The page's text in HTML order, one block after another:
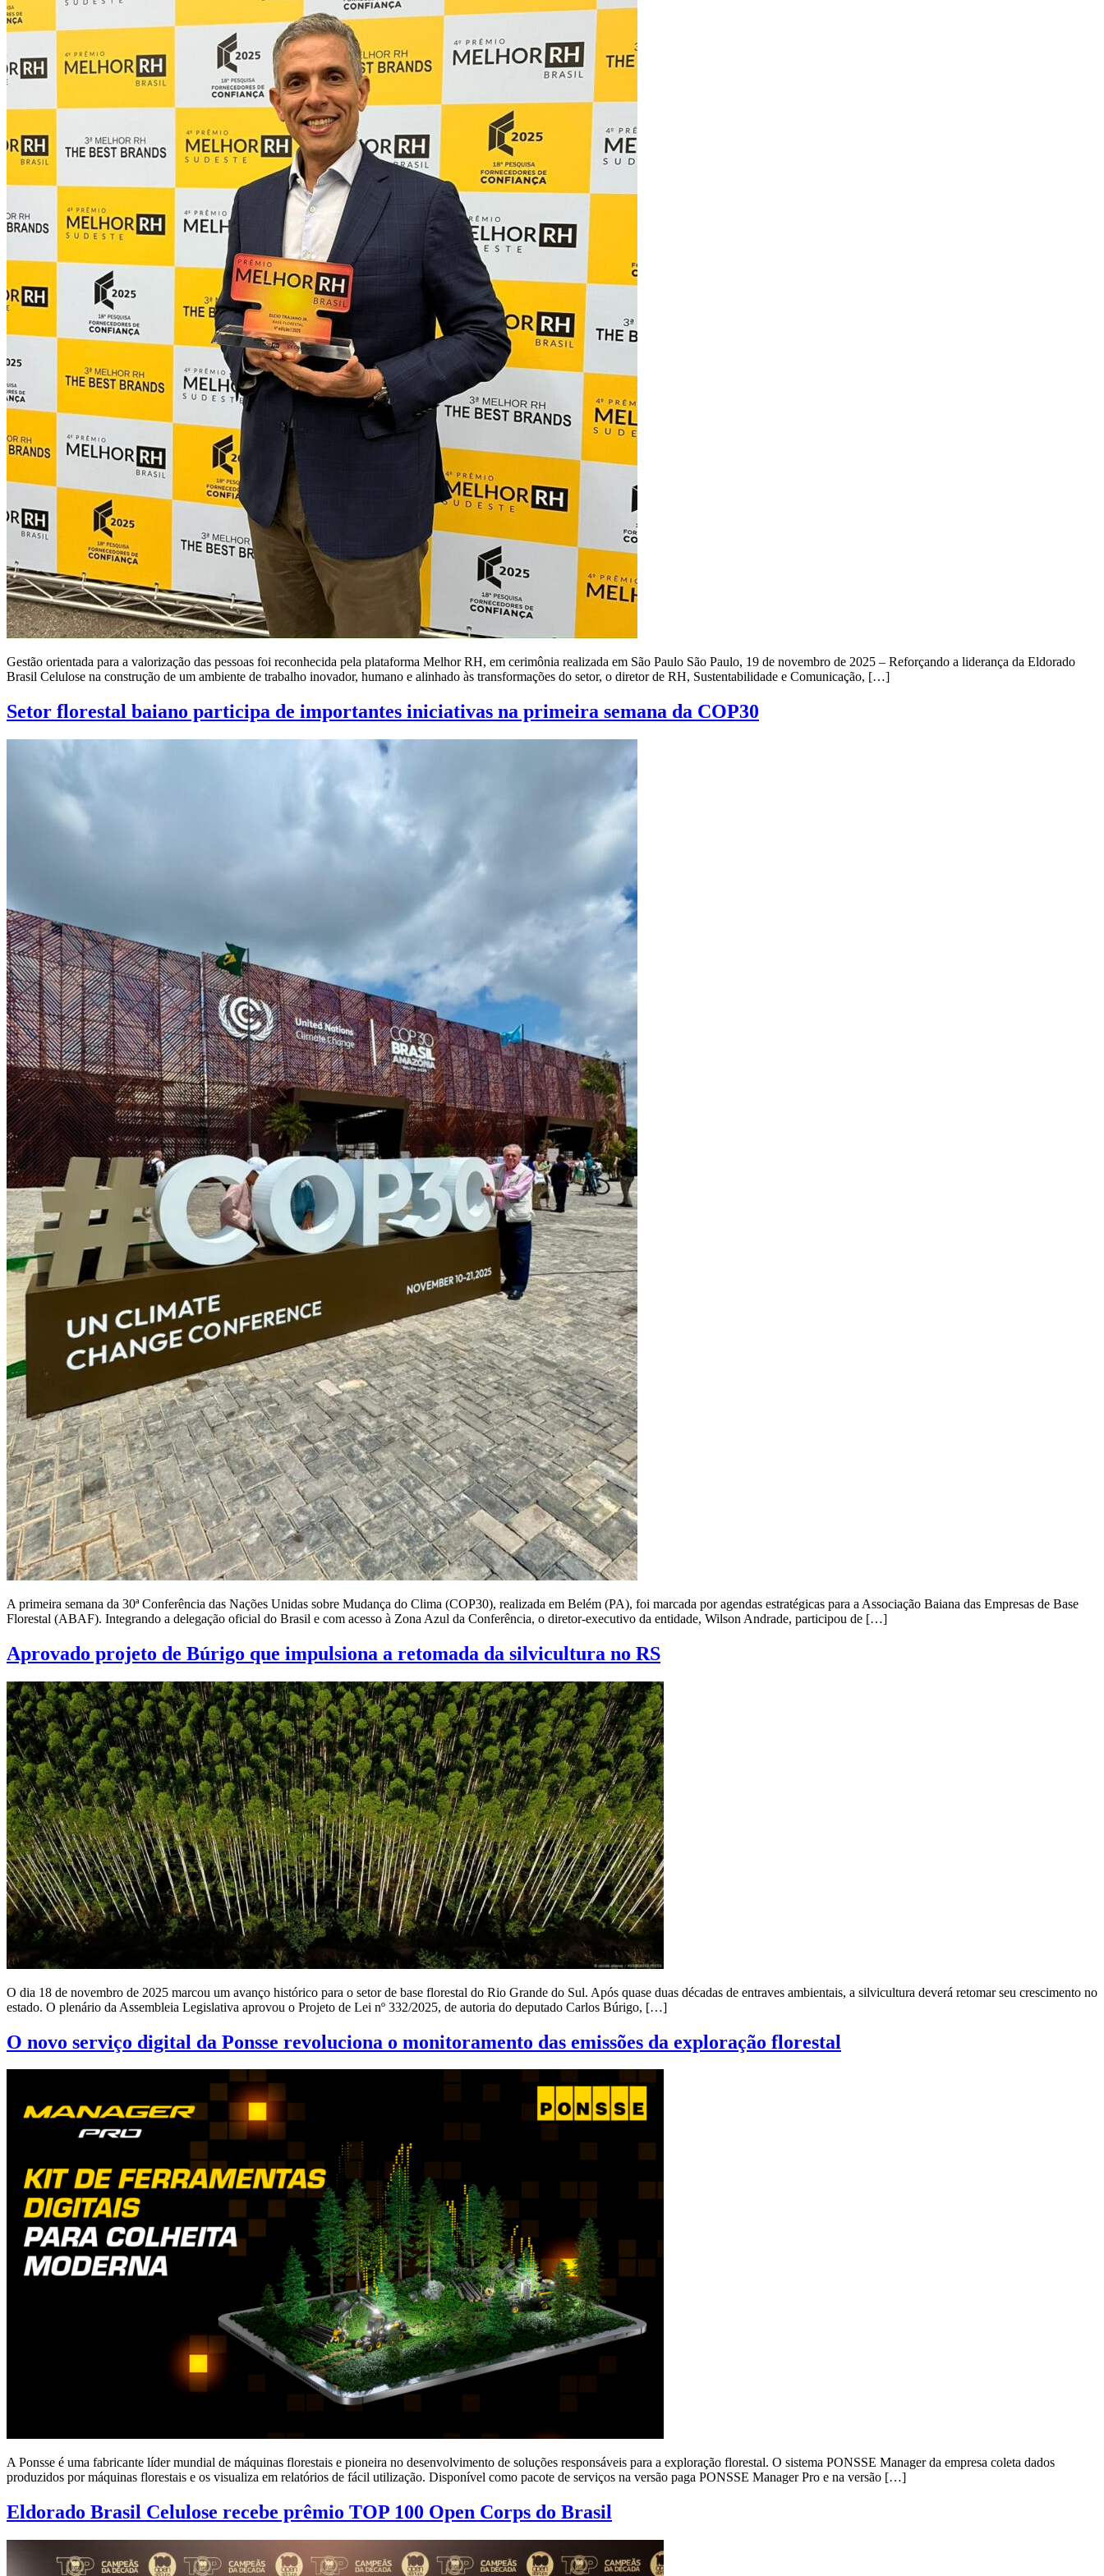
Gestão orientada para a valorização das pessoas foi reconhecida pela plataforma Melhor RH, em cerimônia realizada em São Paulo São Paulo, 19 de novembro de 2025 – Reforçando a liderança da Eldorado
Brasil Celulose na construção de um ambiente de trabalho inovador, humano e alinhado às transformações do setor, o diretor de RH, Sustentabilidade e Comunicação, […]
Setor florestal baiano participa de importantes iniciativas na primeira semana da COP30
A primeira semana da 30ª Conferência das Nações Unidas sobre Mudança do Clima (COP30), realizada em Belém (PA), foi marcada por agendas estratégicas para a Associação Baiana das Empresas de Base
Florestal (ABAF). Integrando a delegação oficial do Brasil e com acesso à Zona Azul da Conferência, o diretor-executivo da entidade, Wilson Andrade, participou de […]
Aprovado projeto de Búrigo que impulsiona a retomada da silvicultura no RS
O dia 18 de novembro de 2025 marcou um avanço histórico para o setor de base florestal do Rio Grande do Sul. Após quase duas décadas de entraves ambientais, a silvicultura deverá retomar seu crescimento no
estado. O plenário da Assembleia Legislativa aprovou o Projeto de Lei nº 332/2025, de autoria do deputado Carlos Búrigo, […]
O novo serviço digital da Ponsse revoluciona o monitoramento das emissões da exploração florestal
A Ponsse é uma fabricante líder mundial de máquinas florestais e pioneira no desenvolvimento de soluções responsáveis para a exploração florestal. O sistema PONSSE Manager da empresa coleta dados
produzidos por máquinas florestais e os visualiza em relatórios de fácil utilização. Disponível como pacote de serviços na versão paga PONSSE Manager Pro e na versão […]
Eldorado Brasil Celulose recebe prêmio TOP 100 Open Corps do Brasil